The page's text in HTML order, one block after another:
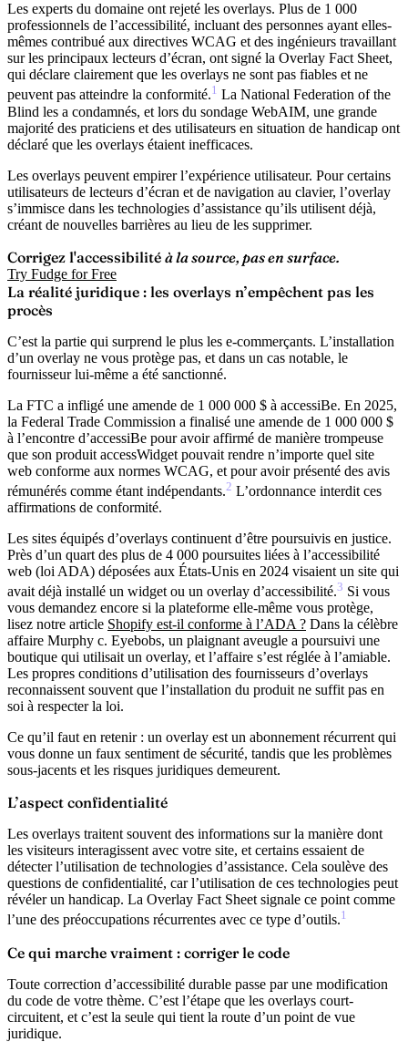
Les experts du domaine ont rejeté les overlays. Plus de 1 000
professionnels de l’accessibilité, incluant des personnes ayant elles-
mêmes contribué aux directives WCAG et des ingénieurs travaillant
sur les principaux lecteurs d’écran, ont signé la Overlay Fact Sheet,
qui déclare clairement que les overlays ne sont pas fiables et ne
peuvent pas atteindre la conformité.1 La National Federation of the
Blind les a condamnés, et lors du sondage WebAIM, une grande
majorité des praticiens et des utilisateurs en situation de handicap ont
déclaré que les overlays étaient inefficaces.
Les overlays peuvent empirer l’expérience utilisateur. Pour certains
utilisateurs de lecteurs d’écran et de navigation au clavier, l’overlay
s’immisce dans les technologies d’assistance qu’ils utilisent déjà,
créant de nouvelles barrières au lieu de les supprimer.
Corrigez l'accessibilité à la source, pas en surface.
Try Fudge for Free
La réalité juridique : les overlays n’empêchent pas les
procès
C’est la partie qui surprend le plus les e-commerçants. L’installation
d’un overlay ne vous protège pas, et dans un cas notable, le
fournisseur lui-même a été sanctionné.
La FTC a infligé une amende de 1 000 000 $ à accessiBe. En 2025,
la Federal Trade Commission a finalisé une amende de 1 000 000 $
à l’encontre d’accessiBe pour avoir affirmé de manière trompeuse
que son produit accessWidget pouvait rendre n’importe quel site
web conforme aux normes WCAG, et pour avoir présenté des avis
rémunérés comme étant indépendants.2 L’ordonnance interdit ces
affirmations de conformité.
Les sites équipés d’overlays continuent d’être poursuivis en justice.
Près d’un quart des plus de 4 000 poursuites liées à l’accessibilité
web (loi ADA) déposées aux États-Unis en 2024 visaient un site qui
avait déjà installé un widget ou un overlay d’accessibilité.3 Si vous
vous demandez encore si la plateforme elle-même vous protège,
lisez notre article Shopify est-il conforme à l’ADA ? Dans la célèbre
affaire Murphy c. Eyebobs, un plaignant aveugle a poursuivi une
boutique qui utilisait un overlay, et l’affaire s’est réglée à l’amiable.
Les propres conditions d’utilisation des fournisseurs d’overlays
reconnaissent souvent que l’installation du produit ne suffit pas en
soi à respecter la loi.
Ce qu’il faut en retenir : un overlay est un abonnement récurrent qui
vous donne un faux sentiment de sécurité, tandis que les problèmes
sous-jacents et les risques juridiques demeurent.
L’aspect confidentialité
Les overlays traitent souvent des informations sur la manière dont
les visiteurs interagissent avec votre site, et certains essaient de
détecter l’utilisation de technologies d’assistance. Cela soulève des
questions de confidentialité, car l’utilisation de ces technologies peut
révéler un handicap. La Overlay Fact Sheet signale ce point comme
l’une des préoccupations récurrentes avec ce type d’outils.1
Ce qui marche vraiment : corriger le code
Toute correction d’accessibilité durable passe par une modification
du code de votre thème. C’est l’étape que les overlays court-
circuitent, et c’est la seule qui tient la route d’un point de vue
juridique.